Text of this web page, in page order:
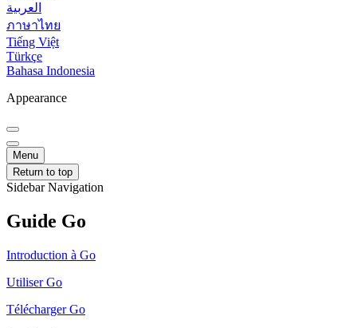
العربية
ภาษาไทย
Tiếng Việt
Türkçe
Bahasa Indonesia
Appearance
Menu
Return to top
Sidebar Navigation
Guide Go
Introduction à Go
Utiliser Go
Télécharger Go